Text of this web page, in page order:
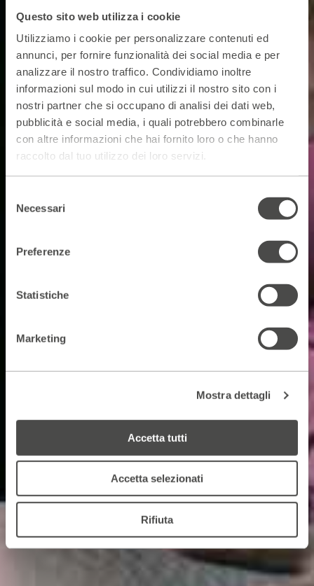
Questo sito web utilizza i cookie
Utilizziamo i cookie per personalizzare contenuti ed
annunci, per fornire funzionalità dei social media e per
analizzare il nostro traffico. Condividiamo inoltre
informazioni sul modo in cui utilizzi il nostro sito con i
nostri partner che si occupano di analisi dei dati web,
pubblicità e social media, i quali potrebbero combinarle
con altre informazioni che hai fornito loro o che hanno
raccolto dal tuo utilizzo dei loro servizi.
delNecessari
Preferenze
Statistiche
Marketing
Mostra dettagli
Accetta tutti
Accetta selezionati
Rifiuta